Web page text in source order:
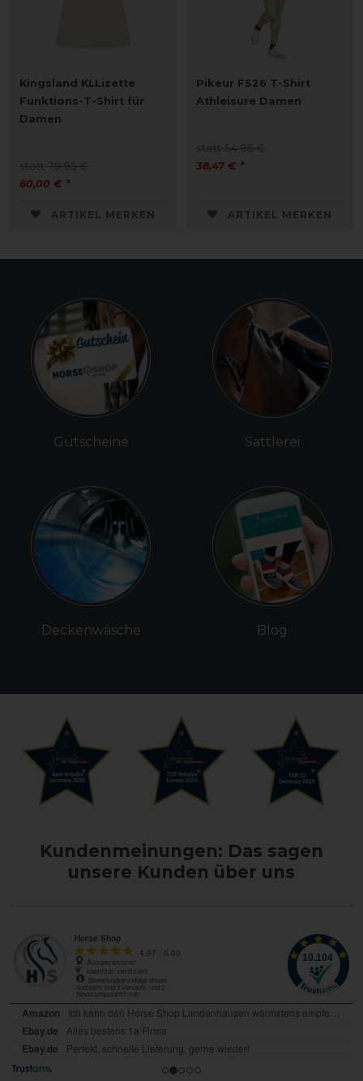
Kingsland KLLizette
Funktions-T-Shirt für
Damen
statt 79,95 €
60,00 € *
ARTIKEL MERKEN
Pikeur FS26 T-Shirt
Athleisure Damen
statt 54,95 €
38,47 € *
ARTIKEL MERKEN
Gutscheine
Deckenwäsche
Sattlerei
Blog
Kundenmeinungen: Das sagen
unsere Kunden über uns